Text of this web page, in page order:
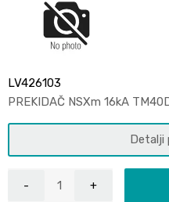
LV426103
PREKIDAČ NSXm 16kA
Detalji